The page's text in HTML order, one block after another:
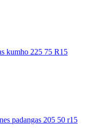
kumho 225 75 R15
padangas 205 50 r15